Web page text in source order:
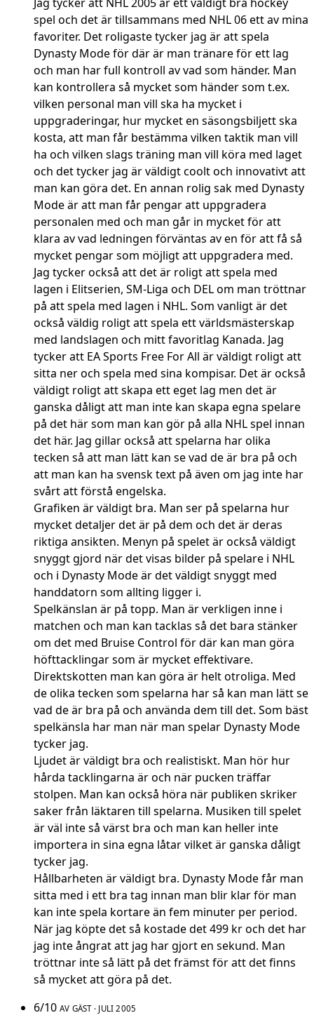
spel och det är tillsammans med NHL 06 ett av mina
favoriter. Det roligaste tycker jag är att spela
Dynasty Mode för där är man tränare för ett lag
och man har full kontroll av vad som händer. Man
kan kontrollera så mycket som händer som t.ex.
vilken personal man vill ska ha mycket i
uppgraderingar, hur mycket en säsongsbiljett ska
kosta, att man får bestämma vilken taktik man vill
ha och vilken slags träning man vill köra med laget
och det tycker jag är väldigt coolt och innovativt att
man kan göra det. En annan rolig sak med Dynasty
Mode är att man får pengar att uppgradera
personalen med och man går in mycket för att
klara av vad ledningen förväntas av en för att få så
mycket pengar som möjligt att uppgradera med.
Jag tycker också att det är roligt att spela med
lagen i Elitserien, SM-Liga och DEL om man tröttnar
på att spela med lagen i NHL. Som vanligt är det
också väldig roligt att spela ett världsmästerskap
med landslagen och mitt favoritlag Kanada. Jag
tycker att EA Sports Free For All är väldigt roligt att
sitta ner och spela med sina kompisar. Det är också
väldigt roligt att skapa ett eget lag men det är
ganska dåligt att man inte kan skapa egna spelare
på det här som man kan gör på alla NHL spel innan
det här. Jag gillar också att spelarna har olika
tecken så att man lätt kan se vad de är bra på och
att man kan ha svensk text på även om jag inte har
svårt att förstå engelska.
Grafiken är väldigt bra. Man ser på spelarna hur
mycket detaljer det är på dem och det är deras
riktiga ansikten. Menyn på spelet är också väldigt
snyggt gjord när det visas bilder på spelare i NHL
och i Dynasty Mode är det väldigt snyggt med
handdatorn som allting ligger i.
Spelkänslan är på topp. Man är verkligen inne i
matchen och man kan tacklas så det bara stänker
om det med Bruise Control för där kan man göra
höfttacklingar som är mycket effektivare.
Direktskotten man kan göra är helt otroliga. Med
de olika tecken som spelarna har så kan man lätt se
vad de är bra på och använda dem till det. Som bäst
spelkänsla har man när man spelar Dynasty Mode
tycker jag.
Ljudet är väldigt bra och realistiskt. Man hör hur
hårda tacklingarna är och när pucken träffar
stolpen. Man kan också höra när publiken skriker
saker från läktaren till spelarna. Musiken till spelet
är väl inte så värst bra och man kan heller inte
importera in sina egna låtar vilket är ganska dåligt
tycker jag.
Hållbarheten är väldigt bra. Dynasty Mode får man
sitta med i ett bra tag innan man blir klar för man
kan inte spela kortare än fem minuter per period.
När jag köpte det så kostade det 499 kr och det har
jag inte ångrat att jag har gjort en sekund. Man
tröttnar inte så lätt på det främst för att det finns
så mycket att göra på det.
6/10 AV GÄST · JULI 2005